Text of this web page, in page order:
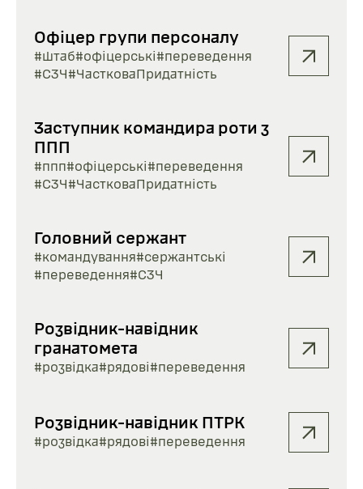
Офіцер групи персоналу
#штаб#офіцерські#переведення
#СЗЧ#ЧастковаПридатність
Заступник командира роти з
ППП
#ппп#офіцерські#переведення
#СЗЧ#ЧастковаПридатність
Головний сержант
#командування#сержантські
#переведення#СЗЧ
Розвідник-навідник
гранатомета
#розвідка#рядові#переведення
Розвідник-навідник ПТРК
#розвідка#рядові#переведення